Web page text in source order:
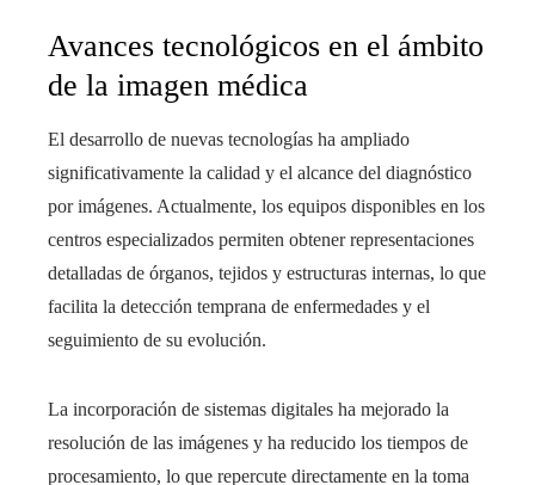
Avances tecnológicos en el ámbito
de la imagen médica
El desarrollo de nuevas tecnologías ha ampliado
significativamente la calidad y el alcance del diagnóstico
por imágenes. Actualmente, los equipos disponibles en los
centros especializados permiten obtener representaciones
detalladas de órganos, tejidos y estructuras internas, lo que
facilita la detección temprana de enfermedades y el
seguimiento de su evolución.
La incorporación de sistemas digitales ha mejorado la
resolución de las imágenes y ha reducido los tiempos de
procesamiento, lo que repercute directamente en la toma